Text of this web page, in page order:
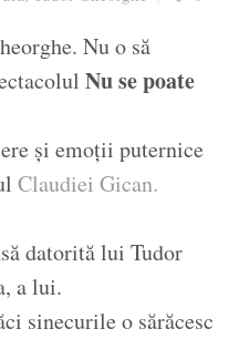
Nu o să
Nu se poate
și emoții puternice
Claudiei Gican.
datorită lui Tudor
a lui.
sinecurile o sărăcesc